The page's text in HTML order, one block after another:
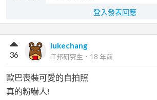
登入發表回應
lukechang
iT邦研究生 ． 18 年前
36
歐巴喪裝可愛的自拍照
真的粉嚇人!